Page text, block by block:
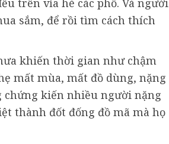
trên vỉa hè các phố. Và người
sắm, để rồi tìm cách thích
khiến thời gian như chậm
mất mùa, mất đồ dùng, nặng
chứng kiến nhiều người nặng
thành đốt đống đồ mã mà họ